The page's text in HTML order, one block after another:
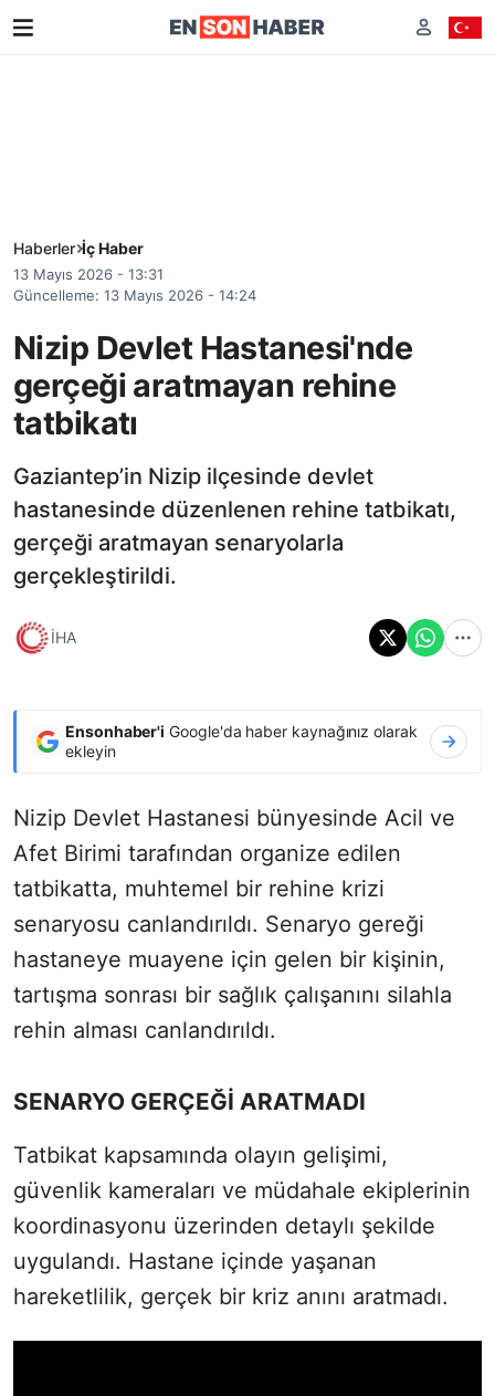
Haberler İç Haber
13 Mayıs 2026 - 13:31
Güncelleme: 13 Mayıs 2026 - 14:24
Nizip Devlet Hastanesi'nde
gerçeği aratmayan rehine
tatbikatı
Gaziantep’in Nizip ilçesinde devlet
hastanesinde düzenlenen rehine tatbikatı,
gerçeği aratmayan senaryolarla
gerçekleştirildi.
İHA
Ensonhaber'i Google'da haber kaynağınız olarak
ekleyin
Nizip Devlet Hastanesi bünyesinde Acil ve
Afet Birimi tarafından organize edilen
tatbikatta, muhtemel bir rehine krizi
senaryosu canlandırıldı. Senaryo gereği
hastaneye muayene için gelen bir kişinin,
tartışma sonrası bir sağlık çalışanını silahla
rehin alması canlandırıldı.
SENARYO GERÇEĞİ ARATMADI
Tatbikat kapsamında olayın gelişimi,
güvenlik kameraları ve müdahale ekiplerinin
koordinasyonu üzerinden detaylı şekilde
uygulandı. Hastane içinde yaşanan
hareketlilik, gerçek bir kriz anını aratmadı.